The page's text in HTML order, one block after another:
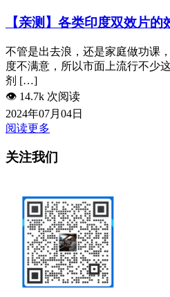
【亲测】各类印度双效片的
不管是出去浪，还是家庭做功课
度不满意，所以市面上流行不少
剂 […]
👁️ 14.7k 次阅读
2024年07月04日
阅读更多
关注我们